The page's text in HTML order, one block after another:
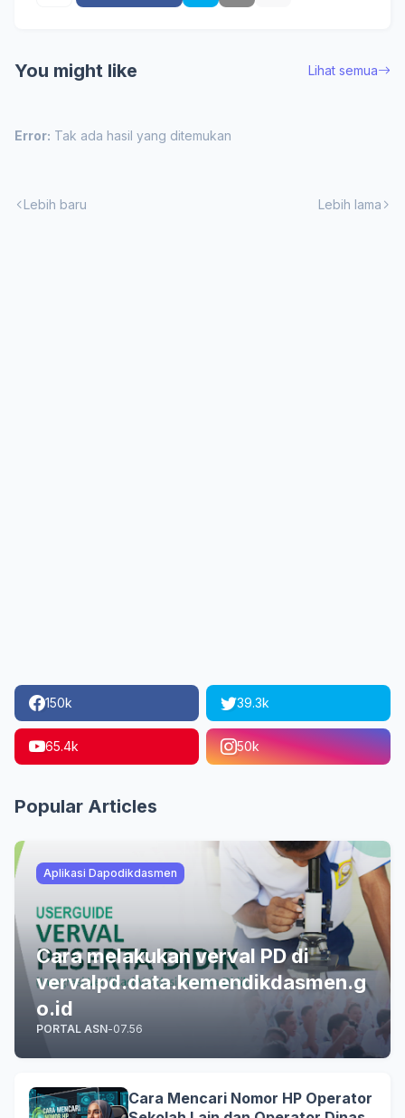
You might like Lihat semua
Error: Tak ada hasil yang ditemukan
Lebih baru Lebih lama
150k 39.3k
65.4k 50k
Popular Articles
Aplikasi Dapodikdasmen
Cara melakukan verval PD di
vervalpd.data.kemendikdasmen.g
o.id
PORTAL ASN-07.56
Cara Mencari Nomor HP Operator